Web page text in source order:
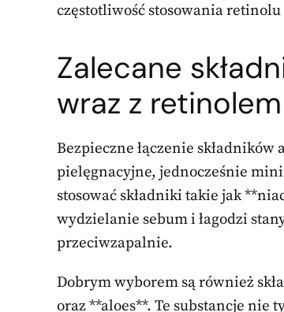
częstotliwość stosowania
Zalecane
wraz z retinolem
Bezpieczne łączenie
pielęgnacyjne, jednocześnie
stosować składniki takie jak
wydzielanie sebum i łagodzi
przeciwzapalnie.
Dobrym wyborem są również
oraz **aloes**. Te substancje nie